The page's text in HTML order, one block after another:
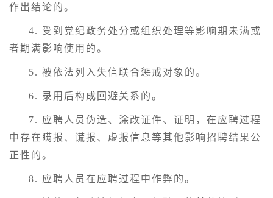
作出结论的。
4. 受到党纪政务处分或组织处理等影响期未满或
者期满影响使用的。
5. 被依法列入失信联合惩戒对象的。
6. 录用后构成回避关系的。
7. 应聘人员伪造、涂改证件、证明，在应聘过程
中存在瞒报、谎报、虚报信息等其他影响招聘结果公
正性的。
8. 应聘人员在应聘过程中作弊的。